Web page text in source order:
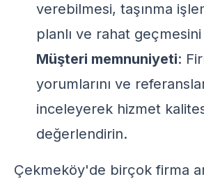
verebilmesi, taşınma
planlı ve rahat
Müşteri memnuniyeti:
yorumlarını ve
inceleyerek hizmet
değerlendirin.
Çekmeköy'de birçok firma